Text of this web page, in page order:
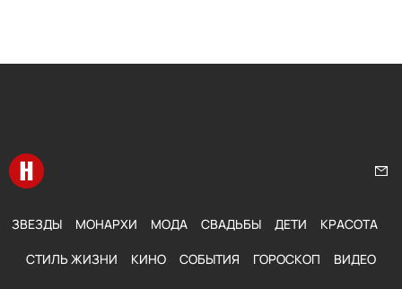
Перейти на главную
ЗВЕЗДЫ МОНАРХИ МОДА СВАДЬБЫ ДЕТИ КРАСОТА
СТИЛЬ ЖИЗНИ КИНО СОБЫТИЯ ГОРОСКОП ВИДЕО